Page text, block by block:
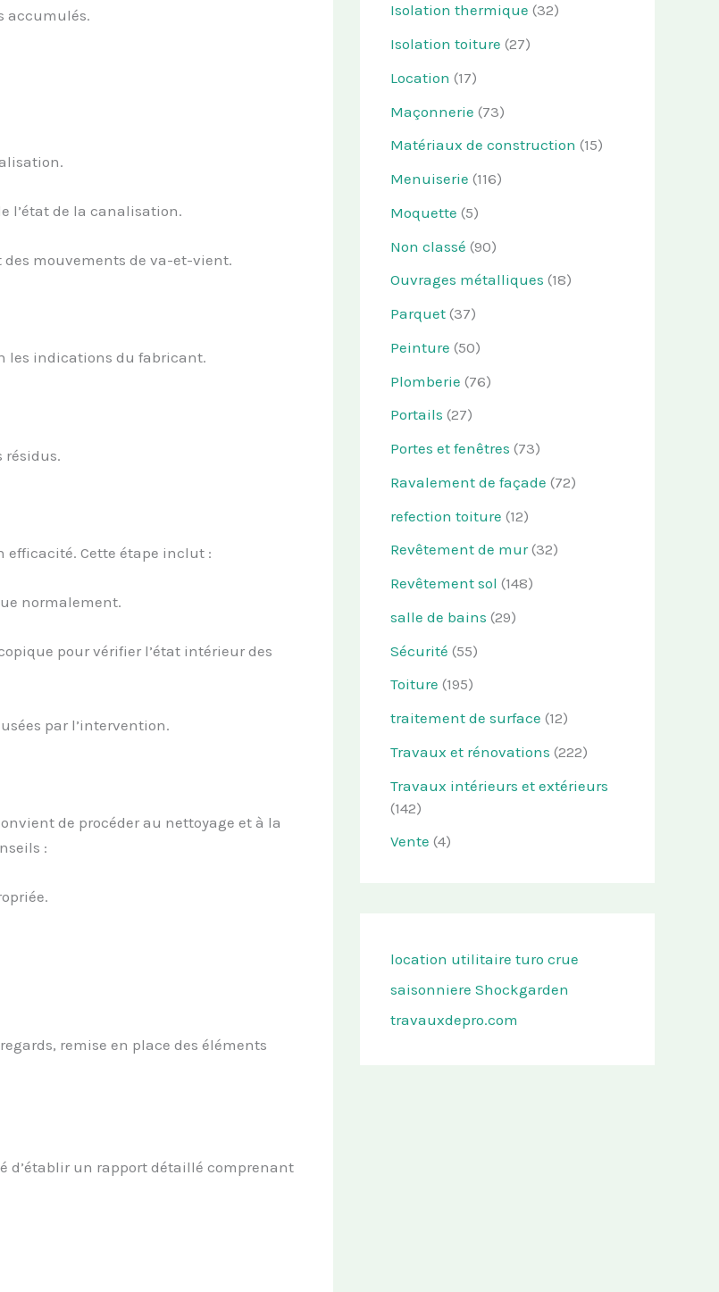
accumulés.
l’état de la canalisation.
mouvements de va-et-vient.
les indications du fabricant.
résidus.
efficacité. Cette étape inclut :
normalement.
pour vérifier l’état intérieur des
par l’intervention.
de procéder au nettoyage et à la
:
remise en place des éléments
d’établir un rapport détaillé comprenant
Isolation thermique (32)
Isolation toiture (27)
Location (17)
Maçonnerie (73)
Matériaux de construction (15)
Menuiserie (116)
Moquette (5)
Non classé (90)
Ouvrages métalliques (18)
Parquet (37)
Peinture (50)
Plomberie (76)
Portails (27)
Portes et fenêtres (73)
Ravalement de façade (72)
refection toiture (12)
Revêtement de mur(32)
Revêtement sol (148)
salle de bains (29)
Sécurité (55)
Toiture (195)
traitement de surface (12)
Travaux et rénovations (222)
Travaux intérieurs et extérieurs
(142)
Vente (4)
location utilitaire turo crue
saisonniere Shockgarden
travauxdepro.com